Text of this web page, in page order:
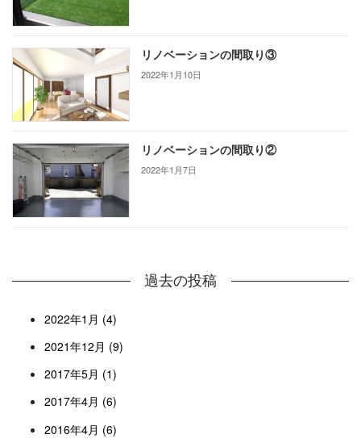
リノベーションの間取り③
2022年1月10日
リノベーションの間取り②
2022年1月7日
過去の投稿
2022年1月 (4)
2021年12月 (9)
2017年5月 (1)
2017年4月 (6)
2016年4月 (6)